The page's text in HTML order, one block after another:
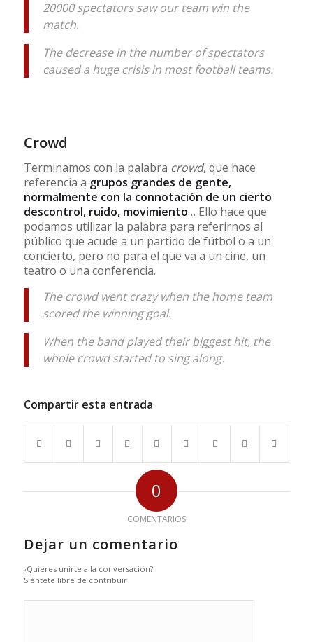
20000 spectators saw our team win the
match.
The decrease in the number of spectators
caused a huge crisis in most football teams.
Crowd
Terminamos con la palabra crowd, que hace
referencia a grupos grandes de gente,
normalmente con la connotación de un cierto
descontrol, ruido, movimiento… Ello hace que
podamos utilizar la palabra para referirnos al
público que acude a un partido de fútbol o a un
concierto, pero no para el que va a un cine, un
teatro o una conferencia.
The crowd went crazy when the home team
scored the winning goal.
When the band played their biggest hit, the
whole crowd started to sing along.
Compartir esta entrada
0
COMENTARIOS
Dejar un comentario
¿Quieres unirte a la conversación?
Siéntete libre de contribuir